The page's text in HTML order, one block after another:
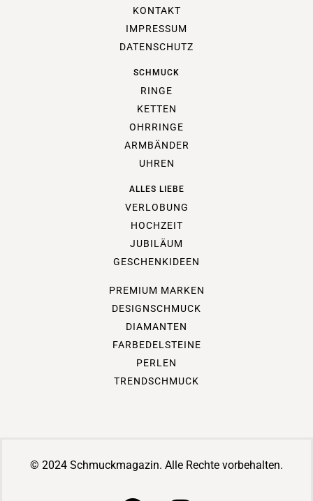
KONTAKT
IMPRESSUM
DATENSCHUTZ
SCHMUCK
RINGE
KETTEN
OHRRINGE
ARMBÄNDER
UHREN
ALLES LIEBE
VERLOBUNG
HOCHZEIT
JUBILÄUM
GESCHENKIDEEN
PREMIUM MARKEN
DESIGNSCHMUCK
DIAMANTEN
FARBEDELSTEINE
PERLEN
TRENDSCHMUCK
© 2024 Schmuckmagazin. Alle Rechte vorbehalten.